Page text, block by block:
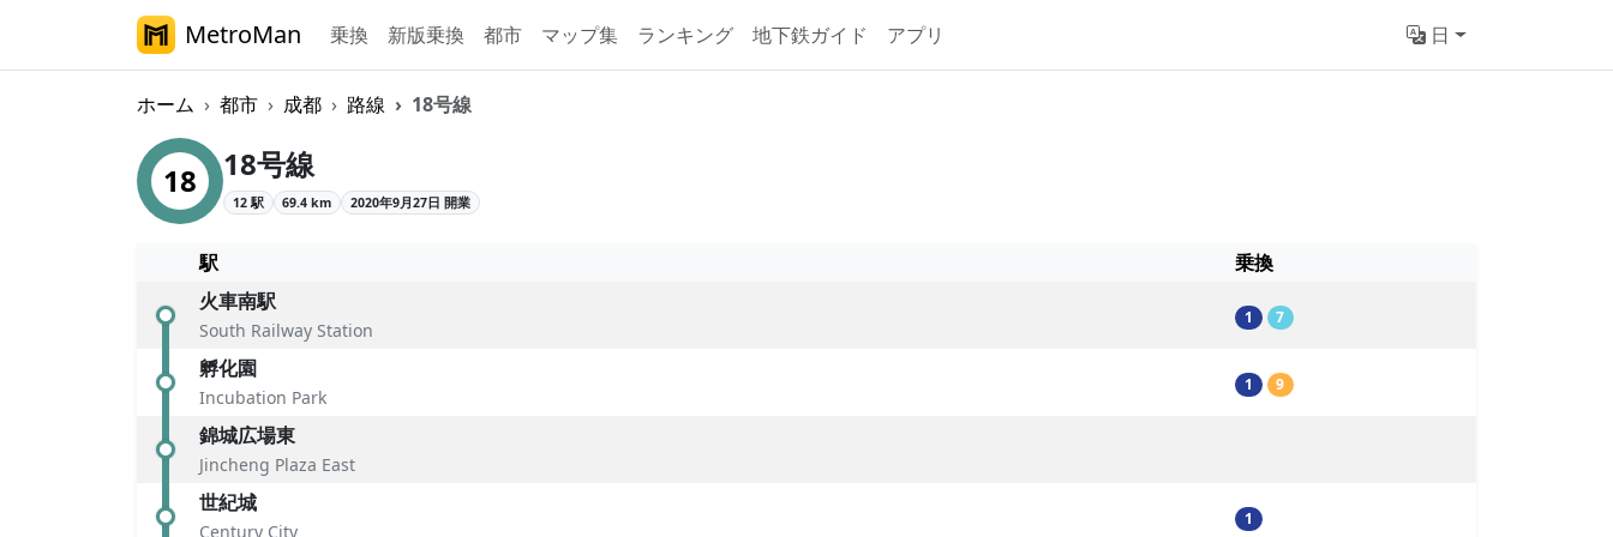
MetroMan 乗換 新版乗換 都市 マップ集 ランキング 地下鉄ガイド アプリ 日
ホーム 都市 成都 路線 18号線
成都メトロ18号線概要
18 18号線
12 駅 69.4 km 2020年9月27日 開業
駅
乗換
火車南駅
South Railway Station
1 7
孵化園
Incubation Park
1 9
錦城広場東
Jincheng Plaza East
世紀城
Century City
1